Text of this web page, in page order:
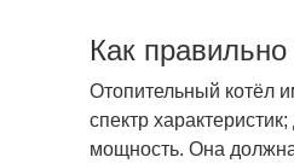
Как правильно
Отопительный котёл
спектр
мощность. Она